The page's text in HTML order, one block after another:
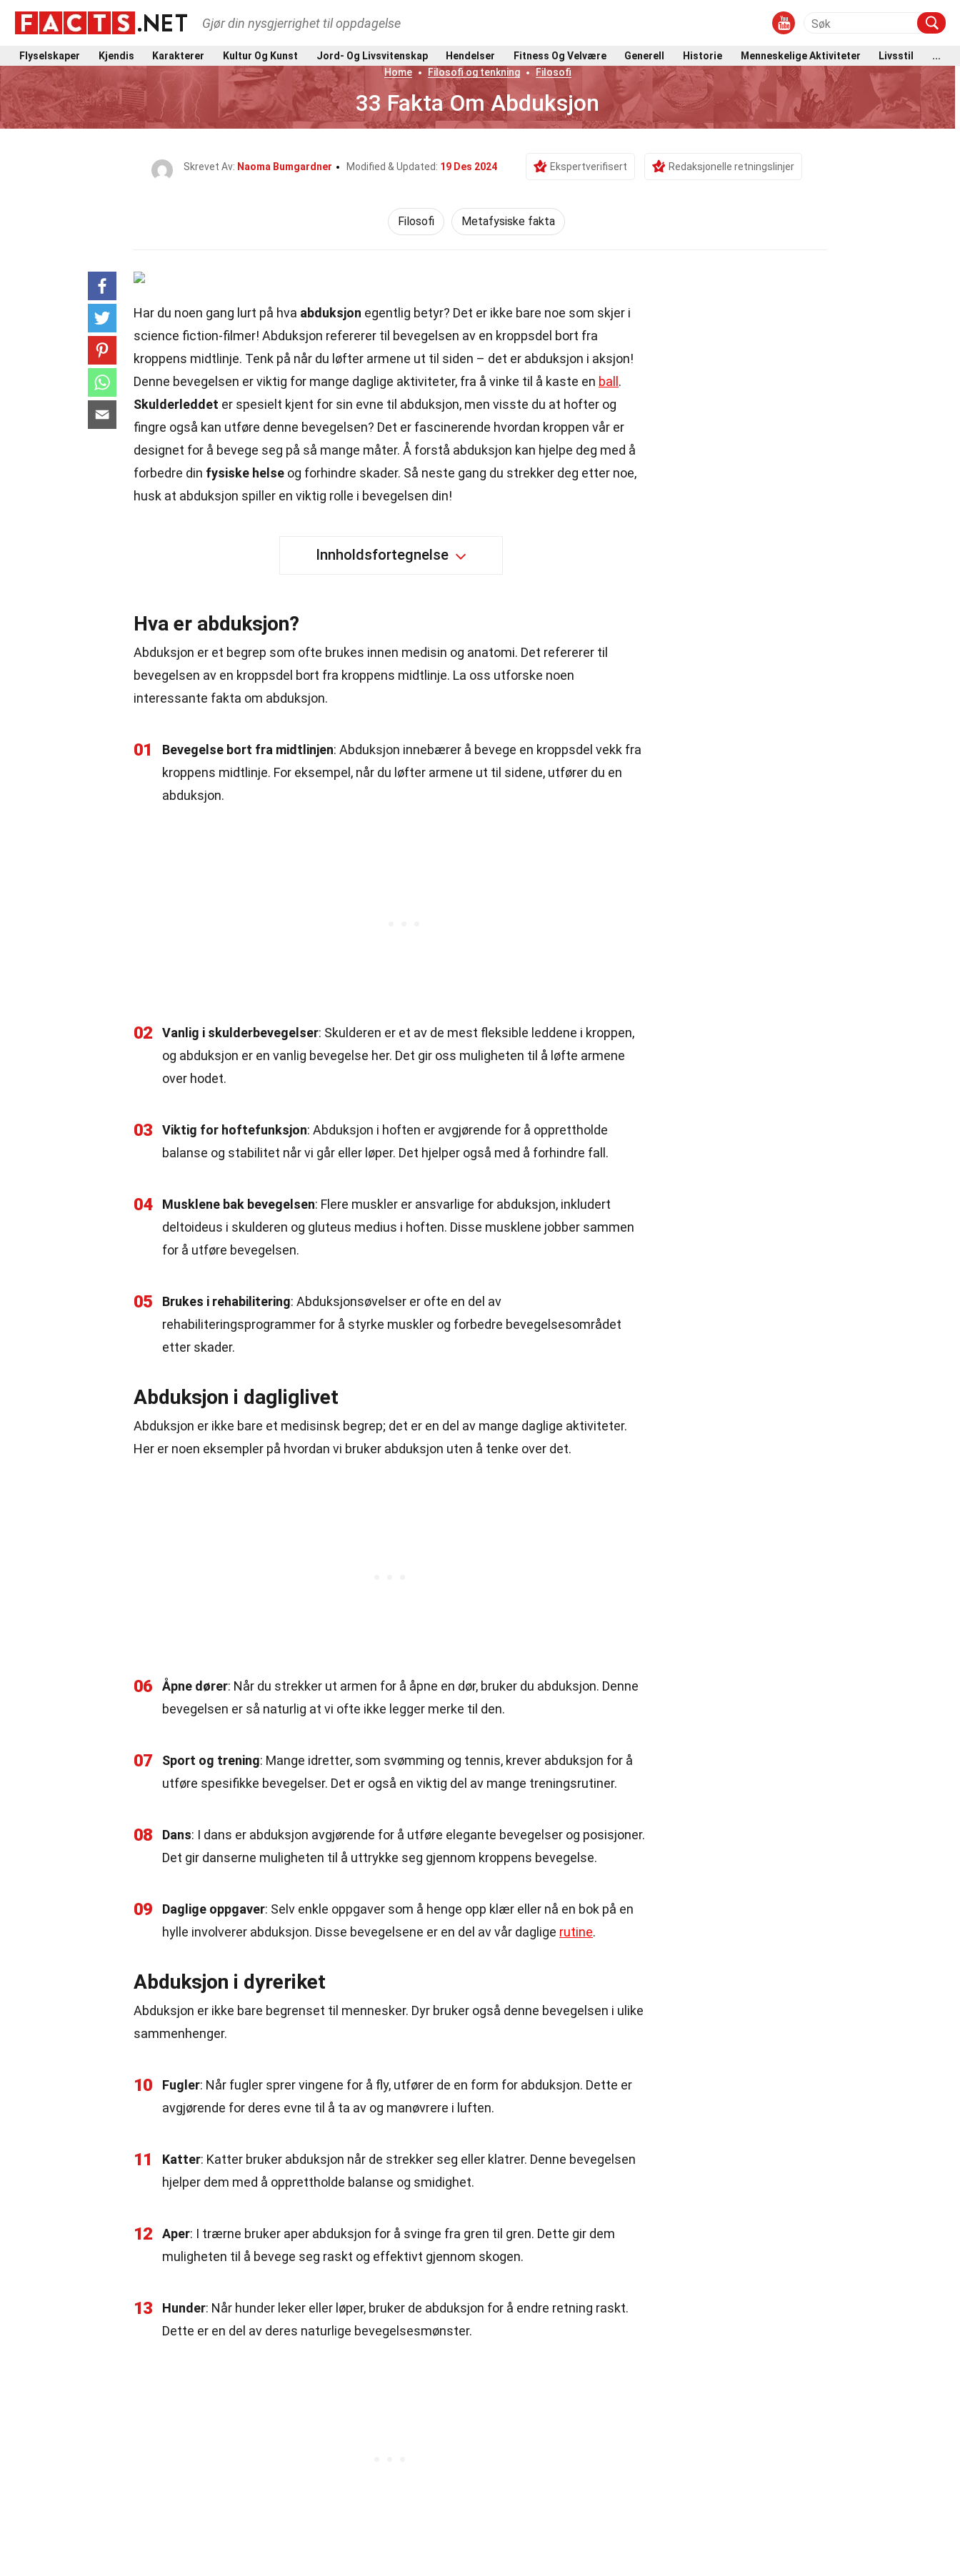
Gjør din nysgjerrighet til oppdagelse
Flyselskaper Kjendis Karakterer Kultur Og Kunst Jord- Og Livsvitenskap Hendelser Fitness Og Velvære Generell Historie Menneskelige Aktiviteter Livsstil
...
Home
Filosofi og tenkning Filosofi
33 Fakta Om Abduksjon
Skrevet Av: Naoma Bumgardner Modified & Updated: 19 Des 2024 Ekspertverifisert Redaksjonelle retningslinjer
Filosofi Metafysiske fakta
Har du noen gang lurt på hva abduksjon egentlig betyr? Det er ikke bare noe som skjer i
science fiction-filmer! Abduksjon refererer til bevegelsen av en kroppsdel bort fra
kroppens midtlinje. Tenk på når du løfter armene ut til siden – det er abduksjon i aksjon!
Denne bevegelsen er viktig for mange daglige aktiviteter, fra å vinke til å kaste en ball .
Skulderleddet er spesielt kjent for sin evne til abduksjon, men visste du at hofter og
fingre også kan utføre denne bevegelsen? Det er fascinerende hvordan kroppen vår er
designet for å bevege seg på så mange måter. Å forstå abduksjon kan hjelpe deg med å
forbedre din fysiske helse og forhindre skader. Så neste gang du strekker deg etter noe,
husk at abduksjon spiller en viktig rolle i bevegelsen din!
Innholdsfortegnelse
Hva er abduksjon?
Abduksjon er et begrep som ofte brukes innen medisin og anatomi. Det refererer til
bevegelsen av en kroppsdel bort fra kroppens midtlinje. La oss utforske noen
interessante fakta om abduksjon.
01 Bevegelse bort fra midtlinjen: Abduksjon innebærer å bevege en kroppsdel vekk fra
kroppens midtlinje. For eksempel, når du løfter armene ut til sidene, utfører du en
abduksjon.
02 Vanlig i skulderbevegelser: Skulderen er et av de mest fleksible leddene i kroppen,
og abduksjon er en vanlig bevegelse her. Det gir oss muligheten til å løfte armene
over hodet.
03 Viktig for hoftefunksjon: Abduksjon i hoften er avgjørende for å opprettholde
balanse og stabilitet når vi går eller løper. Det hjelper også med å forhindre fall.
04 Musklene bak bevegelsen: Flere muskler er ansvarlige for abduksjon, inkludert
deltoideus i skulderen og gluteus medius i hoften. Disse musklene jobber sammen
for å utføre bevegelsen.
05 Brukes i rehabilitering: Abduksjonsøvelser er ofte en del av
rehabiliteringsprogrammer for å styrke muskler og forbedre bevegelsesområdet
etter skader.
Abduksjon i dagliglivet
Abduksjon er ikke bare et medisinsk begrep; det er en del av mange daglige aktiviteter.
Her er noen eksempler på hvordan vi bruker abduksjon uten å tenke over det.
06 Åpne dører: Når du strekker ut armen for å åpne en dør, bruker du abduksjon. Denne
bevegelsen er så naturlig at vi ofte ikke legger merke til den.
07 Sport og trening: Mange idretter, som svømming og tennis, krever abduksjon for å
utføre spesifikke bevegelser. Det er også en viktig del av mange treningsrutiner.
08 Dans: I dans er abduksjon avgjørende for å utføre elegante bevegelser og posisjoner.
Det gir danserne muligheten til å uttrykke seg gjennom kroppens bevegelse.
09 Daglige oppgaver: Selv enkle oppgaver som å henge opp klær eller nå en bok på en
hylle involverer abduksjon. Disse bevegelsene er en del av vår daglige rutine.
Abduksjon i dyreriket
Abduksjon er ikke bare begrenset til mennesker. Dyr bruker også denne bevegelsen i ulike
sammenhenger.
10 Fugler: Når fugler sprer vingene for å fly, utfører de en form for abduksjon. Dette er
avgjørende for deres evne til å ta av og manøvrere i luften.
11 Katter: Katter bruker abduksjon når de strekker seg eller klatrer. Denne bevegelsen
hjelper dem med å opprettholde balanse og smidighet.
12 Aper: I trærne bruker aper abduksjon for å svinge fra gren til gren. Dette gir dem
muligheten til å bevege seg raskt og effektivt gjennom skogen.
13 Hunder: Når hunder leker eller løper, bruker de abduksjon for å endre retning raskt.
Dette er en del av deres naturlige bevegelsesmønster.